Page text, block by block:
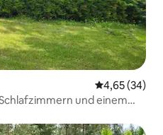
4,65 (34)
und einem